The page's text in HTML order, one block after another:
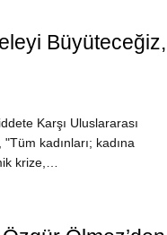
Büyüteceğiz,
Karşı Uluslararası
kadınları; kadına
krize,…